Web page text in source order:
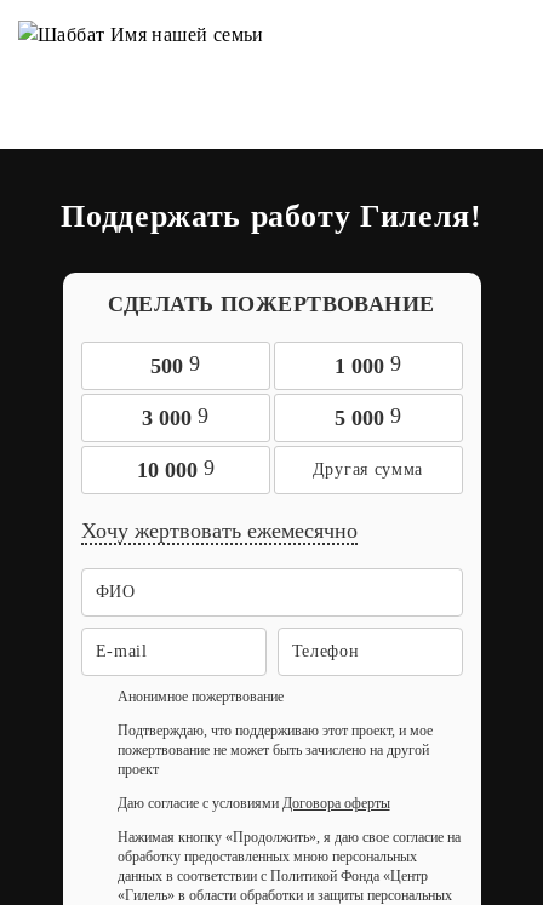
Поддержать работу Гилеля!
СДЕЛАТЬ ПОЖЕРТВОВАНИЕ
500 9 1 000 9
3 000 9 5 000 9
10 000 9
Хочу жертвовать ежемесячно
Анонимное пожертвование
Подтверждаю, что поддерживаю этот проект, и мое
пожертвование не может быть зачислено на другой
проект
Даю согласие с условиями Договора оферты
Нажимая кнопку «Продолжить», я даю свое согласие на
обработку предоставленных мною персональных
данных в соответствии с Политикой Фонда «Центр
«Гилель» в области обработки и защиты персональных